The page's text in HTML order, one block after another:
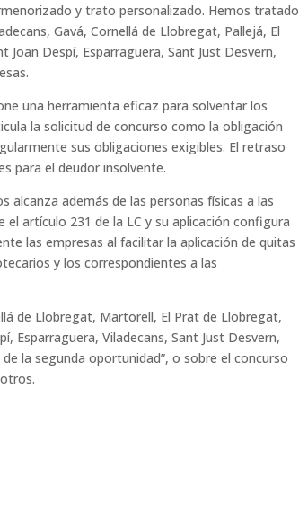
y trato personalizado. Hemos tratado
Gavá, Cornellá de Llobregat, Pallejá, El
Despí, Esparraguera, Sant Just Desvern,
una herramienta eficaz para solventar los
la solicitud de concurso como la obligación
sus obligaciones exigibles. El retraso
para el deudor insolvente.
alcanza además de las personas físicas a las
el artículo 231 de la LC y su aplicación configura
las empresas al facilitar la aplicación de quitas
y los correspondientes a las
de Llobregat, Martorell, El Prat de Llobregat,
Esparraguera, Viladecans, Sant Just Desvern,
la segunda oportunidad”, o sobre el concurso